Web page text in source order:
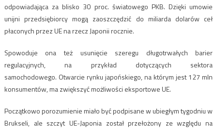
odpowiadająca za blisko 30 proc. światowego PKB. Dzięki umowie
unijni przedsiębiorcy mogą zaoszczędzić do miliarda dolarów ceł
płaconych przez UE na rzecz Japonii rocznie.
Spowoduje ona też usunięcie szeregu długotrwałych barier
regulacyjnych, na przykład dotyczących sektora
samochodowego. Otwarcie rynku japońskiego, na którym jest 127 mln
konsumentów, ma zwiększyć możliwości eksportowe UE.
Początkowo porozumienie miało być podpisane w ubiegłym tygodniu w
Brukseli, ale szczyt UE-Japonia został przełożony ze względu na